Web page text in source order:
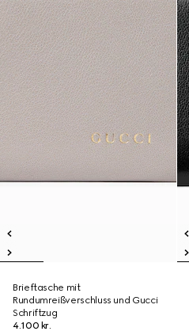
Brieftasche mit
Rundumreißverschluss und Gucci
Schriftzug
4.100 kr.